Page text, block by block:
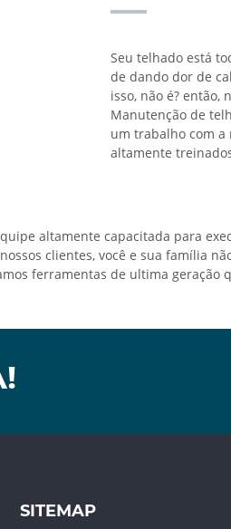
Seu telhado está
de dando dor de
isso, não é? então,
Manutenção de
um trabalho com a
altamente
altamente capacitada para
clientes, você e sua família
ferramentas de ultima geração
SITEMAP